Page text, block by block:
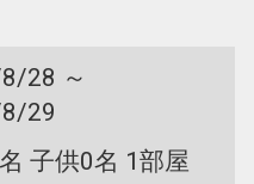
28 ～
29
子供0名 1部屋